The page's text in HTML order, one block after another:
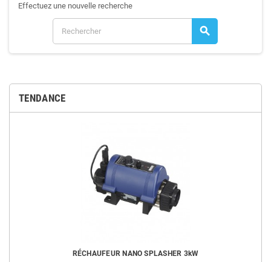
TENDANCE
RÉCHAUFEUR NANO SPLASHER 3kW
Effectuez une nouvelle recherche
search